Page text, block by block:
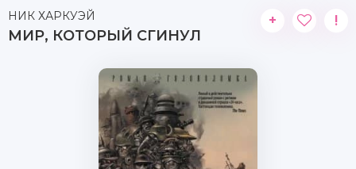
НИК ХАРКУЭЙ
МИР, КОТОРЫЙ СГИНУЛ
+ !